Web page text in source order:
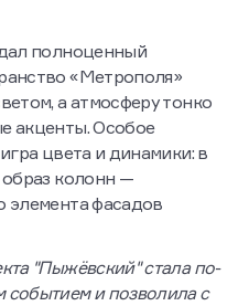
полноценный
«Метрополя»
а атмосферу тонко
акценты. Особое
цвета и динамики: в
образ колонн —
элемента фасадов
"Пыжёвский" стала по-
и позволила с